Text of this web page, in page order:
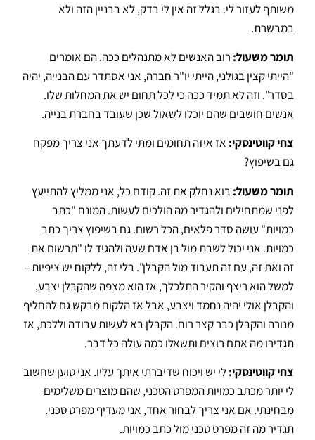
משותף לעזור לי.בגלל זה אין לי בדק, לא בבניין הזה ולא
במבשרת.
תומר משעול: רוב האנשים לא מתנהלים ככה.הם אומרים
"הייתי קצין בגולני, הייתי יו"ר חברה, אני אסתדר עם הבנייה, יהיה
בסדר". וזה לא תמיד ככה כי לכל תחום יש את המחלות שלו.
אנשים חושבים שהם יוכלו לשאול שכן שעובד בחברת בנייה.
צחי קווטינסקי: אז איזה תחומים ומתי לדעתך אני צריך מפקח
גם בשיפוץ?
תומר משעול:בוא נחלק את זה.קודם כל, אני ממליץ להתייעץ
לפני שמתחילים ולהגדיר מה הולכים לעשות.המונח "כתב
כמויות" עושה סדר פלאים, הכל רשום. גם בשיפוץ צריך כתב
כמויות. אני יכול לשבת מול בן אדם שעה ולהגיד לו "תרשום את
זה ואת זה, עם זה תעבוד מול הקבלן".בלי זה, ללקוח יש ציפיות –
למשל הוא ריצף והקיר התלכלך, אז הוא מצפה שהקבלן יצבע,
והקבלן אולי יהיה נחמד ויצבע, אבל אז הלקוח מבקש גם להחליף
מנורה והקבלן כבר קצר רוח.הקבלן בא לעשות עבודה וללכת, אז
תגדירו מה אתם רוצים ותשאלו כמה עולה כל דבר.
צחי קווטינסקי:לי יש ויכוח שדיברתי איתך עליו. אני טוען שחשוב
לי יותר מכתב כמויות המפרט הטכני, שהם מוצרים משלימים
מבחינתי. אם אני צריך לבחור אחד, אני מעדיף מפרט טכני.
תגדיר מה זה מפרט טכני מול כתב כמויות.